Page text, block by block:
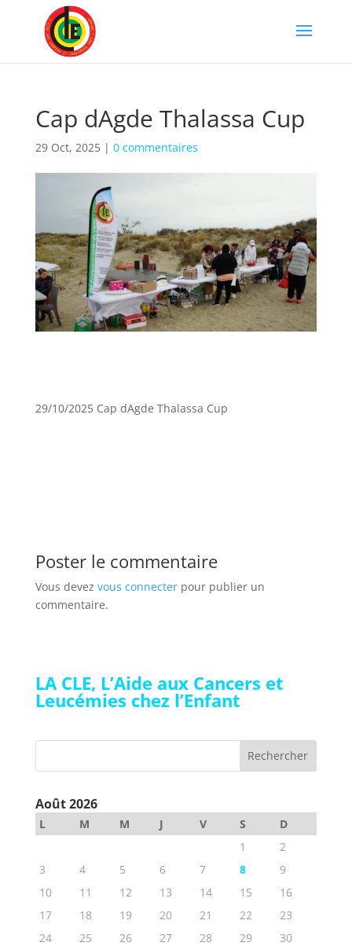
Cap dAgde Thalassa Cup
29 Oct, 2025| 0 commentaires
29/10/2025 Cap dAgde Thalassa Cup
Poster le commentaire
Vous devez vous connecterpour publier un
commentaire.
LA CLE, L’Aide aux Cancers et
Leucémies chez l’Enfant
Août 2026
L M M J V S
D
1
2
3
4 5 6 7 8
9
10
11 12 13 14 15
16
17
18 19 20 21 22
23
24
25 26 27 28 29
30